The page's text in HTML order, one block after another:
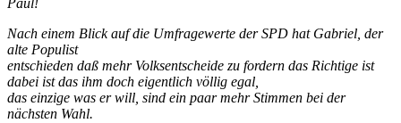
Paul!
Nach einem Blick auf die Umfragewerte der SPD hat Gabriel, der
alte Populist
entschieden daß mehr Volksentscheide zu fordern das Richtige ist
dabei ist das ihm doch eigentlich völlig egal,
das einzige was er will, sind ein paar mehr Stimmen bei der
nächsten Wahl.